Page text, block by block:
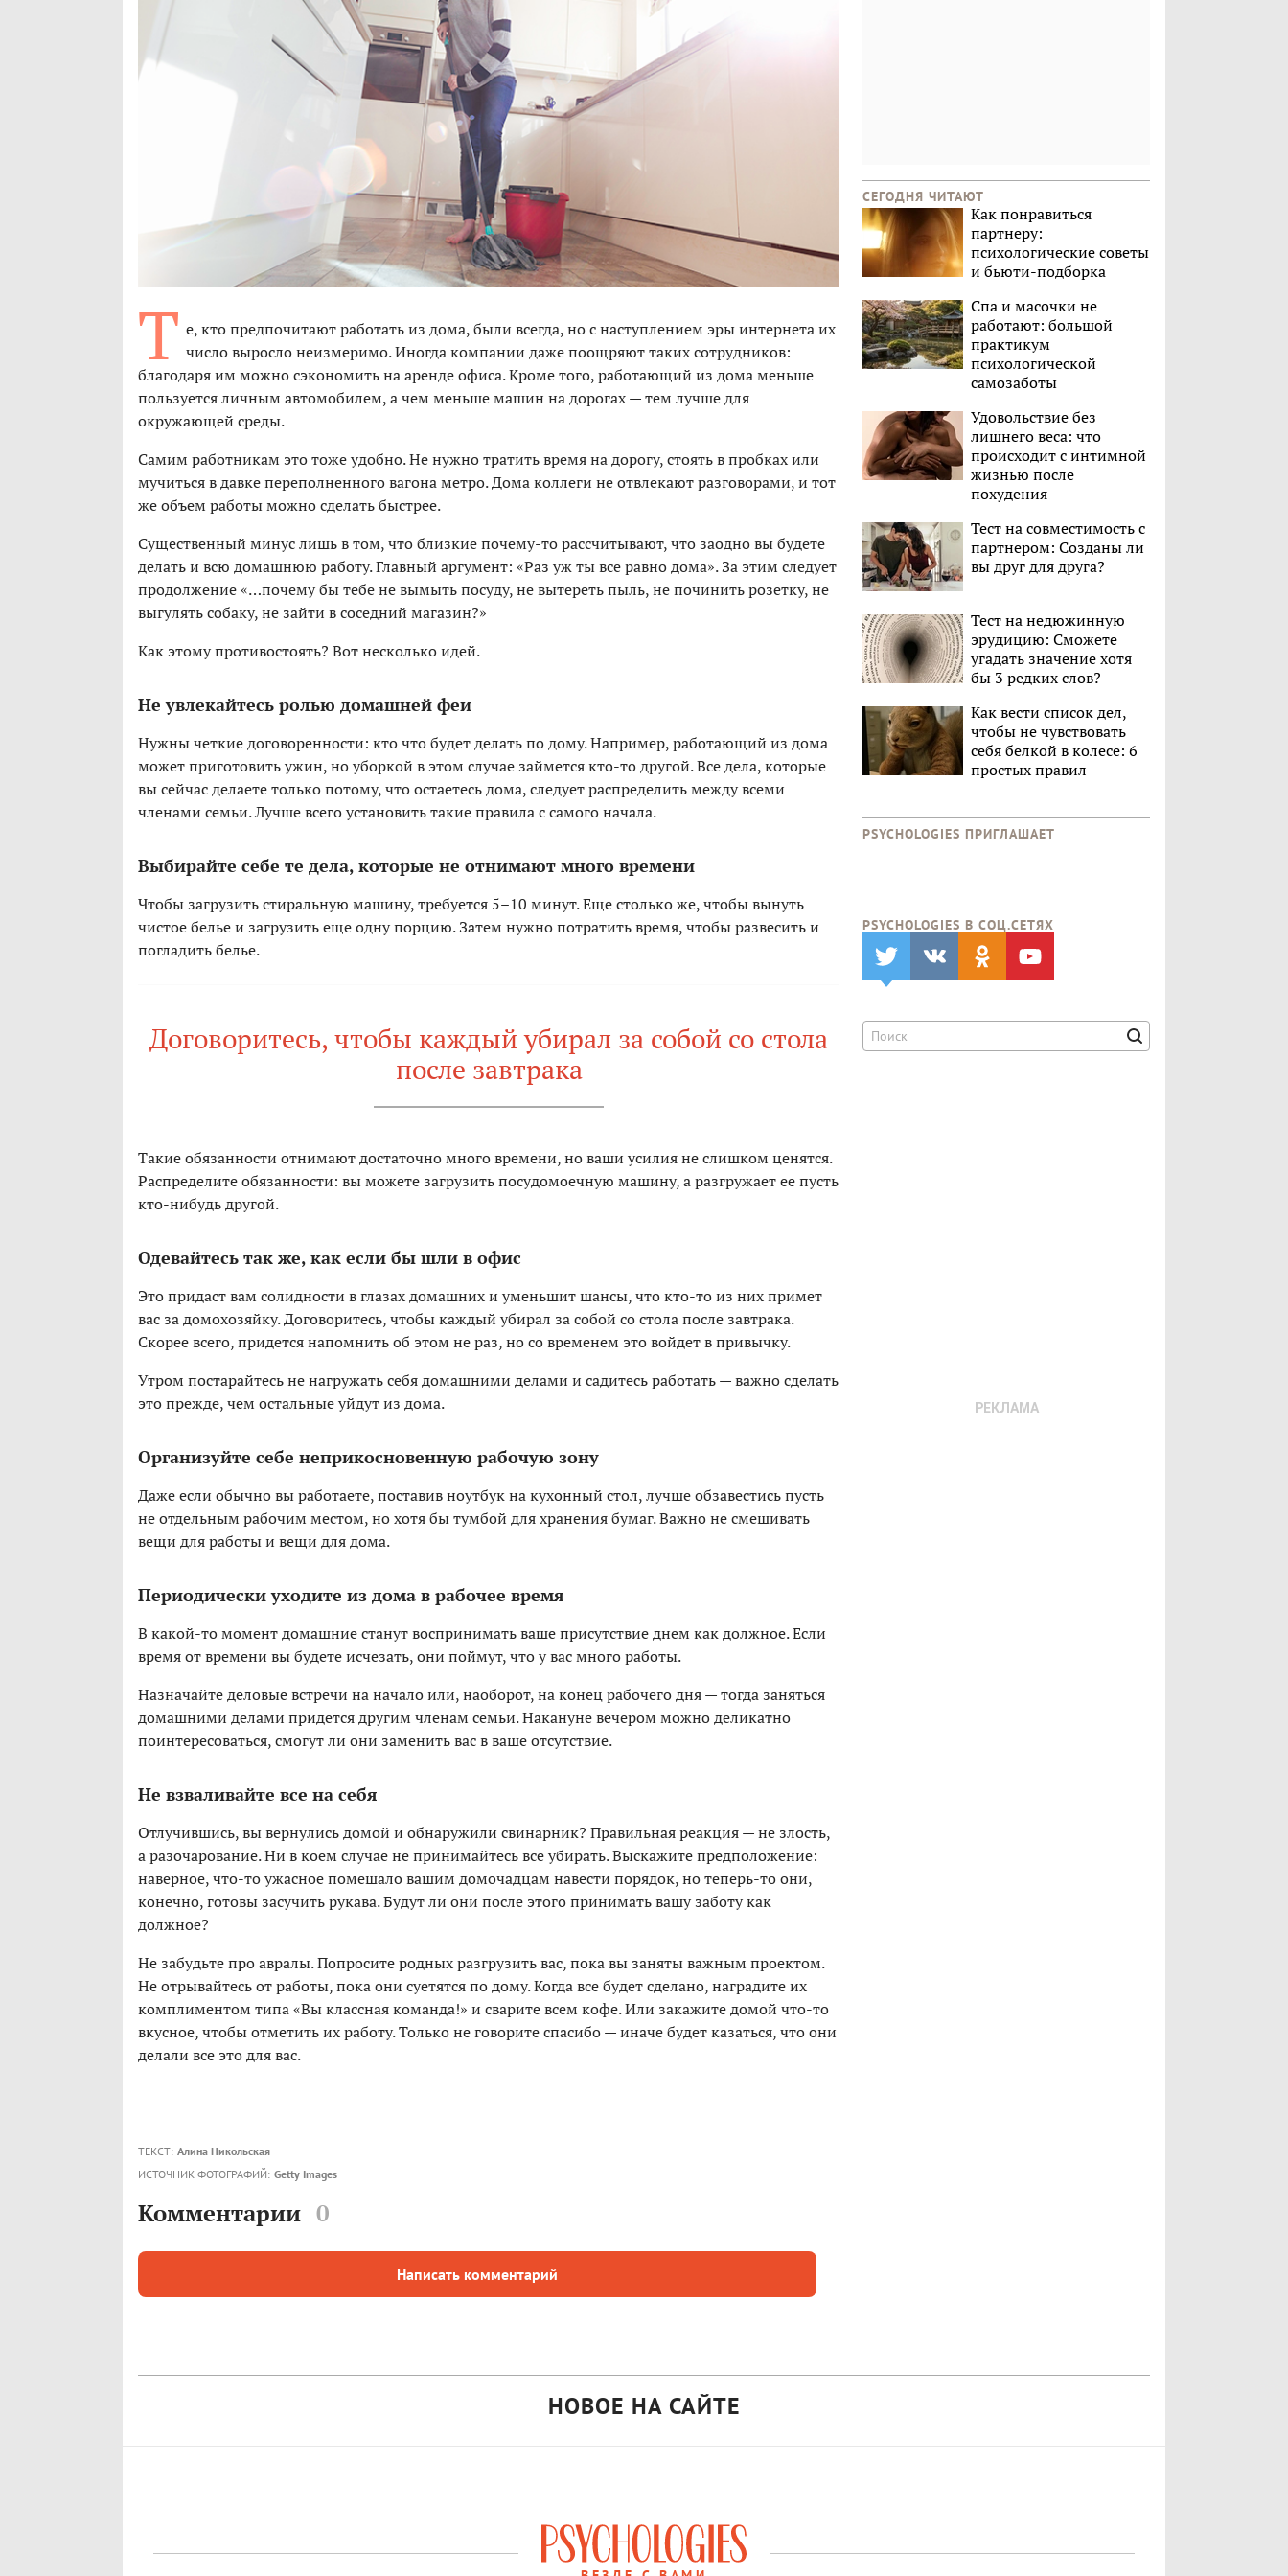
Т е, кто предпочитают работать из дома, были всегда, но с наступлением эры интернета их
число выросло неизмеримо. Иногда компании даже поощряют таких сотрудников:
благодаря им можно сэкономить на аренде офиса. Кроме того, работающий из дома меньше
пользуется личным автомобилем, а чем меньше машин на дорогах — тем лучше для
окружающей среды.
Самим работникам это тоже удобно. Не нужно тратить время на дорогу, стоять в пробках или
мучиться в давке переполненного вагона метро. Дома коллеги не отвлекают разговорами, и тот
же объем работы можно сделать быстрее.
Существенный минус лишь в том, что близкие почему-то рассчитывают, что заодно вы будете
делать и всю домашнюю работу. Главный аргумент: «Раз уж ты все равно дома». За этим следует
продолжение «…почему бы тебе не вымыть посуду, не вытереть пыль, не починить розетку, не
выгулять собаку, не зайти в соседний магазин?»
Как этому противостоять? Вот несколько идей.
Не увлекайтесь ролью домашней феи
Нужны четкие договоренности: кто что будет делать по дому. Например, работающий из дома
может приготовить ужин, но уборкой в этом случае займется кто-то другой. Все дела, которые
вы сейчас делаете только потому, что остаетесь дома, следует распределить между всеми
членами семьи. Лучше всего установить такие правила с самого начала.
Выбирайте себе те дела, которые не отнимают много времени
Чтобы загрузить стиральную машину, требуется 5–10 минут. Еще столько же, чтобы вынуть
чистое белье и загрузить еще одну порцию. Затем нужно потратить время, чтобы развесить и
погладить белье.
Договоритесь, чтобы каждый убирал за собой со стола
после завтрака
Такие обязанности отнимают достаточно много времени, но ваши усилия не слишком ценятся.
Распределите обязанности: вы можете загрузить посудомоечную машину, а разгружает ее пусть
кто-нибудь другой.
Одевайтесь так же, как если бы шли в офис
Это придаст вам солидности в глазах домашних и уменьшит шансы, что кто-то из них примет
вас за домохозяйку. Договоритесь, чтобы каждый убирал за собой со стола после завтрака.
Скорее всего, придется напомнить об этом не раз, но со временем это войдет в привычку.
Утром постарайтесь не нагружать себя домашними делами и садитесь работать — важно сделать
это прежде, чем остальные уйдут из дома.
Организуйте себе неприкосновенную рабочую зону
Даже если обычно вы работаете, поставив ноутбук на кухонный стол, лучше обзавестись пусть
не отдельным рабочим местом, но хотя бы тумбой для хранения бумаг. Важно не смешивать
вещи для работы и вещи для дома.
Периодически уходите из дома в рабочее время
В какой-то момент домашние станут воспринимать ваше присутствие днем как должное. Если
время от времени вы будете исчезать, они поймут, что у вас много работы.
Назначайте деловые встречи на начало или, наоборот, на конец рабочего дня — тогда заняться
домашними делами придется другим членам семьи. Накануне вечером можно деликатно
поинтересоваться, смогут ли они заменить вас в ваше отсутствие.
Не взваливайте все на себя
Отлучившись, вы вернулись домой и обнаружили свинарник? Правильная реакция — не злость,
а разочарование. Ни в коем случае не принимайтесь все убирать. Выскажите предположение:
наверное, что-то ужасное помешало вашим домочадцам навести порядок, но теперь-то они,
конечно, готовы засучить рукава. Будут ли они после этого принимать вашу заботу как
должное?
Не забудьте про авралы. Попросите родных разгрузить вас, пока вы заняты важным проектом.
Не отрывайтесь от работы, пока они суетятся по дому. Когда все будет сделано, наградите их
комплиментом типа «Вы классная команда!» и сварите всем кофе. Или закажите домой что-то
вкусное, чтобы отметить их работу. Только не говорите спасибо — иначе будет казаться, что они
делали все это для вас.
ТЕКСТ: Алина Никольская
ИСТОЧНИК ФОТОГРАФИЙ: Getty Images
Комментарии 0
Написать комментарий
СЕГОДНЯ ЧИТАЮТ
Как понравиться
партнеру:
психологические советы
и бьюти-подборка
Спа и масочки не
работают: большой
практикум
психологической
самозаботы
Удовольствие без
лишнего веса: что
происходит с интимной
жизнью после
похудения
Тест на совместимость с
партнером: Созданы ли
вы друг для друга?
Тест на недюжинную
эрудицию: Сможете
угадать значение хотя
бы 3 редких слов?
Как вести список дел,
чтобы не чувствовать
себя белкой в колесе: 6
простых правил
PSYCHOLOGIES ПРИГЛАШАЕТ
PSYCHOLOGIES В CОЦ.СЕТЯХ
НОВОЕ НА САЙТЕ